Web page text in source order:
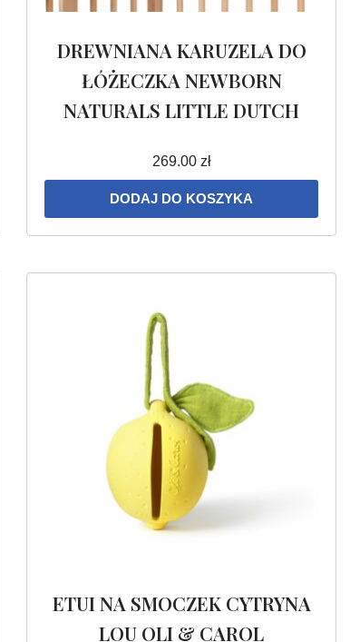
DREWNIANA KARUZELA DO
ŁÓŻECZKA NEWBORN
NATURALS LITTLE DUTCH
269.00 zł
DODAJ DO KOSZYKA
ETUI NA SMOCZEK CYTRYNA
LOU OLI & CAROL